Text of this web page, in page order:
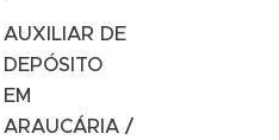
AUXILIAR DE
DEPÓSITO
EM
ARAUCÁRIA /